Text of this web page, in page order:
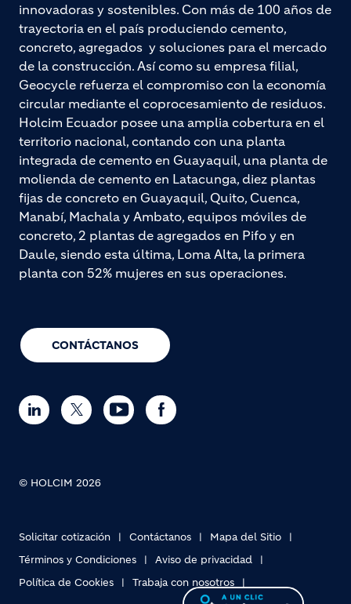
CONTÁCTANOS
innovadoras y sostenibles. Con más de 100 años de
trayectoria en el país produciendo cemento,
concreto, agregados y soluciones para el mercado
de la construcción. Así como su empresa filial,
Geocycle refuerza el compromiso con la economía
circular mediante el coprocesamiento de residuos.
Holcim Ecuador posee una amplia cobertura en el
territorio nacional, contando con una planta
integrada de cemento en Guayaquil, una planta de
molienda de cemento en Latacunga, diez plantas
fijas de concreto en Guayaquil, Quito, Cuenca,
Manabí, Machala y Ambato, equipos móviles de
concreto, 2 plantas de agregados en Pifo y en
Daule, siendo esta última, Loma Alta, la primera
planta con 52% mujeres en sus operaciones.
Footer bottom
© HOLCIM 2026
Solicitar cotización Contáctanos
Mapa del Sitio
Términos y Condiciones
Aviso de privacidad
Política de Cookies
Trabaja con nosotros